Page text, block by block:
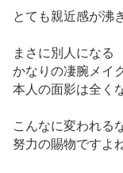
とても親近感が沸
まさに別人になる
かなりの凄腕メイ
本人の面影は全く
こんなに変われる
努力の賜物ですよね